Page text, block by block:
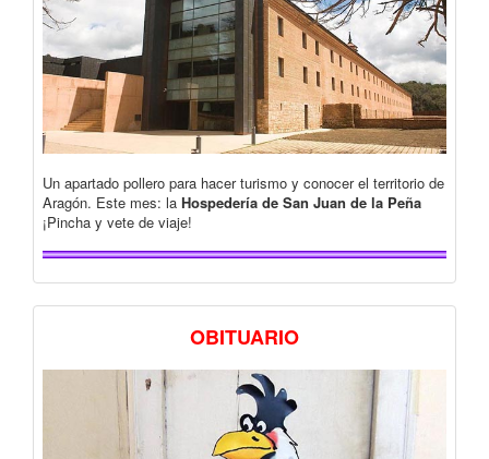
Un apartado pollero para hacer turismo y conocer el territorio de
Aragón. Este mes: la Hospedería de San Juan de la Peña
¡Pincha y vete de viaje!
OBITUARIO